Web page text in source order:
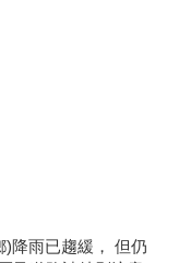
降雨已趨緩， 但仍